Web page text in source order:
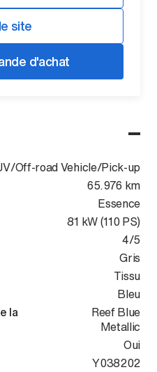
Off-road Vehicle/Pick-up
65.976 km
Essence
81 kW (110 PS)
4/5
Gris
Tissu
Bleu
la
Reef Blue
Metallic
Oui
WVGZZZCSZNY038202
site
d'achat